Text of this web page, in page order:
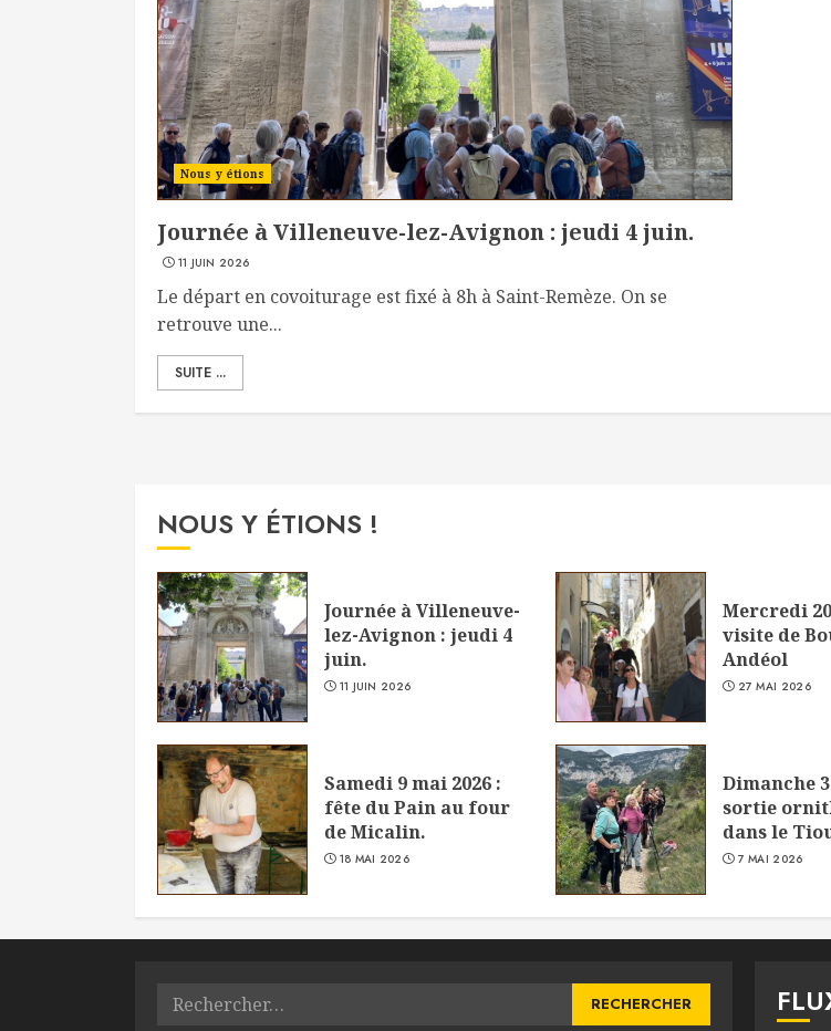
Nous y étions
Journée à Villeneuve-lez-Avignon : jeudi 4 juin.
11 JUIN 2026
Le départ en covoiturage est fixé à 8h à Saint-Remèze. On se
retrouve une...
SUITE ...
NOUS Y ÉTIONS !
Journée à Villeneuve-
lez-Avignon : jeudi 4
juin.
11 JUIN 2026
Mercredi
visite de
Andéol
27 MAI 2026
Samedi 9 mai 2026 :
fête du Pain au four
de Micalin.
18 MAI 2026
Dimanche
sortie
dans le
7 MAI 2026
Rechercher :